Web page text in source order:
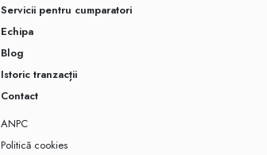
Servicii pentru cumparatori
Echipa
Blog
Istoric tranzacții
Contact
ANPC
Politică cookies